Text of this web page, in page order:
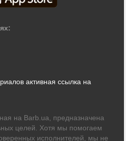
активная ссылка на
на Barb.ua, предназначена
целей. Хотя мы помогаем
исполнителей, мы не